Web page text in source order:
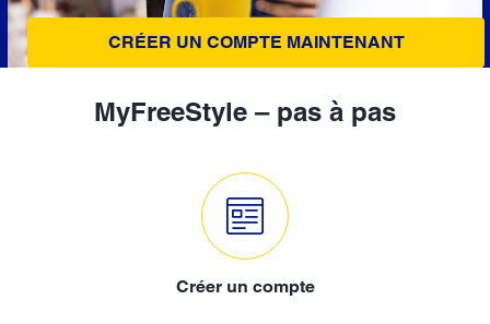
CRÉER UN COMPTE MAINTENANT
MyFreeStyle – pas à pas
Créer un compte